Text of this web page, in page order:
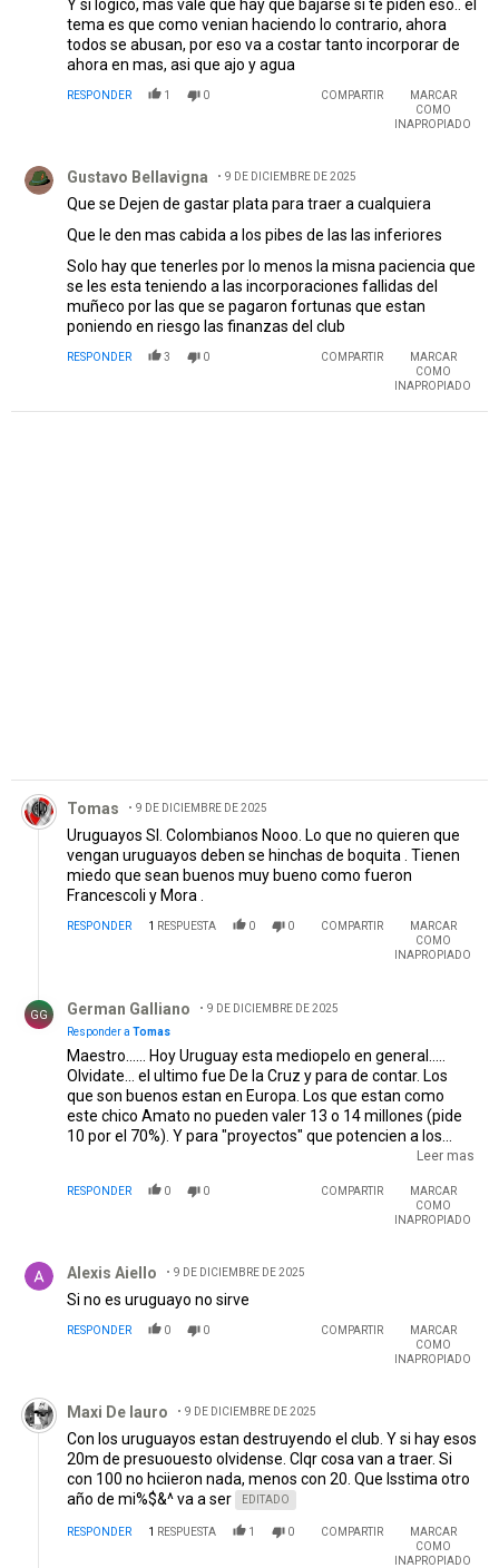
Y si logico, mas vale que hay que bajarse si te piden eso.. el
tema es que como venian haciendo lo contrario, ahora
todos se abusan, por eso va a costar tanto incorporar de
ahora en mas, asi que ajo y agua
RESPONDER 1 0 COMPARTIR
MARCAR
COMO
INAPROPIADO
Gustavo Bellavigna 9 DE DICIEMBRE DE 2025
Que se Dejen de gastar plata para traer a cualquiera
Que le den mas cabida a los pibes de las las inferiores
Solo hay que tenerles por lo menos la misna paciencia que
se les esta teniendo a las incorporaciones fallidas del
muñeco por las que se pagaron fortunas que estan
poniendo en riesgo las finanzas del club
RESPONDER 3 0 COMPARTIR
MARCAR
COMO
INAPROPIADO
Comentario de Tomas.
Tomas 9 DE DICIEMBRE DE 2025
Uruguayos SI. Colombianos Nooo. Lo que no quieren que
vengan uruguayos deben se hinchas de boquita . Tienen
miedo que sean buenos muy bueno como fueron
Francescoli y Mora .
RESPONDER 1 RESPUESTA 0 0 COMPARTIR
MARCAR
COMO
INAPROPIADO
GG German Galliano
9 DE DICIEMBRE DE 2025
Responder a Tomas
Maestro...... Hoy Uruguay esta mediopelo en general.....
Olvidate... el ultimo fue De la Cruz y para de contar. Los
que son buenos estan en Europa. Los que estan como
este chico Amato no pueden valer 13 o 14 millones (pide
10 por el 70%). Y para "proyectos" que potencien a los
chicos y listo. Mira vos a Rivero.... no le daban bola y
mano derecha" de Gallardo haga las negociaciones (a
caso le piden que cambien de representante tambien?).
mirar es la brasilera..... todos los demas vecinos no existen
hoy. Los niveles de las ligas son malisimos
Leer mas
RESPONDER 0 0 COMPARTIR
MARCAR
COMO
INAPROPIADO
Alexis Aiello 9 DE DICIEMBRE DE 2025
Si no es uruguayo no sirve
RESPONDER 0 0 COMPARTIR
MARCAR
COMO
INAPROPIADO
Comentario de Maxi De lauro.
Maxi De lauro 9 DE DICIEMBRE DE 2025
Con los uruguayos estan destruyendo el club. Y si hay esos
20m de presuouesto olvidense. Clqr cosa van a traer. Si
con 100 no hciieron nada, menos con 20. Que lsstima otro
año de mi%$&^ va a ser
EDITADO
RESPONDER 1 RESPUESTA 1 0 COMPARTIR
MARCAR
COMO
INAPROPIADO